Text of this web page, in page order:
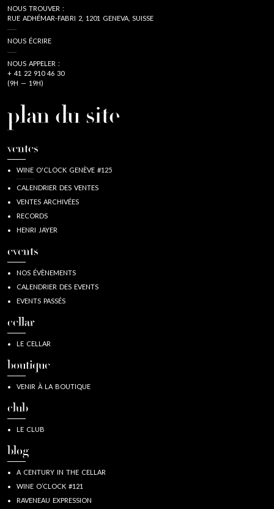
NOUS TROUVER :
RUE ADHÉMAR-FABRI 2, 1201 GENEVA, SUISSE
NOUS ÉCRIRE
NOUS APPELER :
+ 41 22 910 46 30
(9H — 19H)
plan du site
ventes
WINE O'CLOCK GENÈVE #125
CALENDRIER DES VENTES
VENTES ARCHIVÉES
RECORDS
HENRI JAYER
events
NOS ÉVÈNEMENTS
CALENDRIER DES EVENTS
EVENTS PASSÉS
cellar
LE CELLAR
boutique
VENIR À LA BOUTIQUE
club
LE CLUB
blog
A CENTURY IN THE CELLAR
WINE O’CLOCK #121
RAVENEAU EXPRESSION